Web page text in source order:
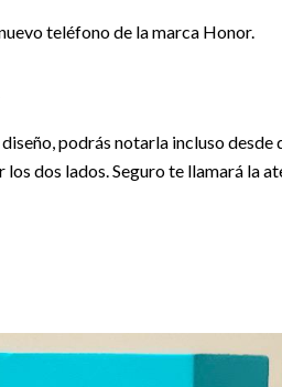
teléfono de la marca Honor.
podrás notarla incluso desde
dos lados. Seguro te llamará la